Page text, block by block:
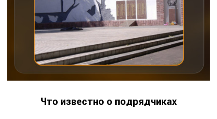
Что известно о подрядчиках